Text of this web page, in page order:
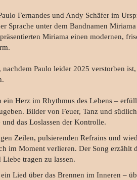
Fernandes und Andy Schäfer im
Sprache unter dem Bandnamen
Miriama einen modernen,
Paulo leider 2025 verstorben
ein Herz im Rhythmus des Lebens –
Bilder von Feuer, Tanz und
das Loslassen der Kontrolle.
Zeilen, pulsierenden Refrains und
im Moment verlieren. Der Song
tragen zu lassen.
ein Lied über das Brennen im Inneren –